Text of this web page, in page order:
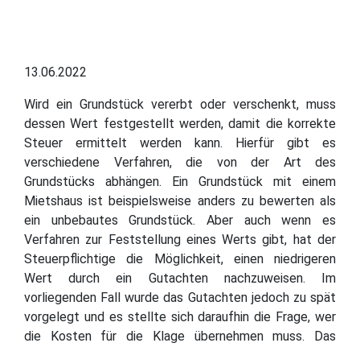
13.06.2022
Wird ein Grundstück vererbt oder verschenkt, muss
dessen Wert festgestellt werden, damit die korrekte
Steuer ermittelt werden kann. Hierfür gibt es
verschiedene Verfahren, die von der Art des
Grundstücks abhängen. Ein Grundstück mit einem
Mietshaus ist beispielsweise anders zu bewerten als
ein unbebautes Grundstück. Aber auch wenn es
Verfahren zur Feststellung eines Werts gibt, hat der
Steuerpflichtige die Möglichkeit, einen niedrigeren
Wert durch ein Gutachten nachzuweisen. Im
vorliegenden Fall wurde das Gutachten jedoch zu spät
vorgelegt und es stellte sich daraufhin die Frage, wer
die Kosten für die Klage übernehmen muss. Das